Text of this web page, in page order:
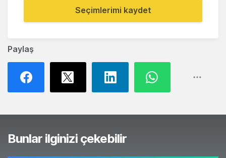
Paylaş
Seçimlerimi kaydet
Bunlar ilginizi çekebilir